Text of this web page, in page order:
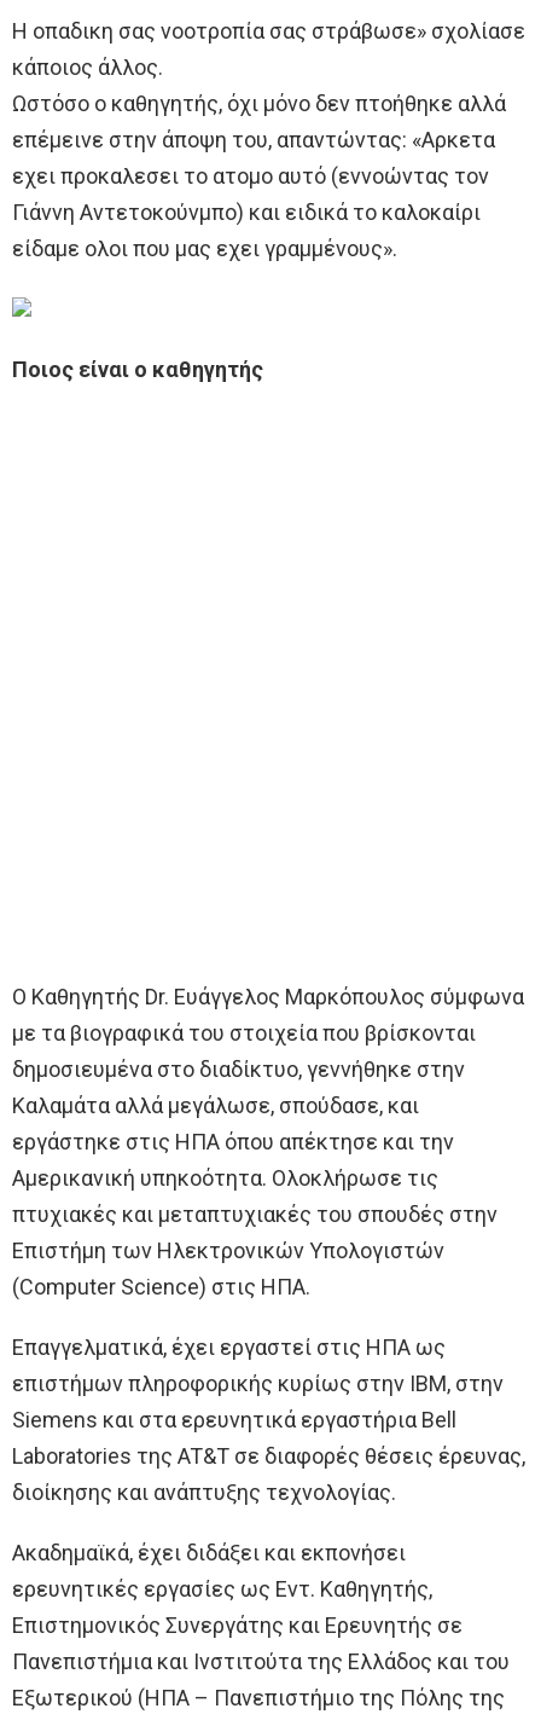
Η οπαδικη σας νοοτροπία σας στράβωσε» σχολίασε
κάποιος άλλος.
Ωστόσο ο καθηγητής, όχι μόνο δεν πτοήθηκε αλλά
επέμεινε στην άποψη του, απαντώντας: «Αρκετα
εχει προκαλεσει το ατομο αυτό (εννοώντας τον
Γιάννη Αντετοκούνμπο) και ειδικά το καλοκαίρι
είδαμε ολοι που μας εχει γραμμένους».
Ποιος είναι ο καθηγητής
Ο Καθηγητής Dr. Ευάγγελος Μαρκόπουλος σύμφωνα
με τα βιογραφικά του στοιχεία που βρίσκονται
δημοσιευμένα στο διαδίκτυο, γεννήθηκε στην
Καλαμάτα αλλά μεγάλωσε, σπούδασε, και
εργάστηκε στις ΗΠΑ όπου απέκτησε και την
Αμερικανική υπηκοότητα. Ολοκλήρωσε τις
πτυχιακές και μεταπτυχιακές του σπουδές στην
Επιστήμη των Ηλεκτρονικών Υπολογιστών
(Computer Science) στις ΗΠΑ.
Επαγγελματικά, έχει εργαστεί στις ΗΠΑ ως
επιστήμων πληροφορικής κυρίως στην ΙΒΜ, στην
Siemens και στα ερευνητικά εργαστήρια Bell
Laboratories της AT&T σε διαφορές θέσεις έρευνας,
διοίκησης και ανάπτυξης τεχνολογίας.
Ακαδημαϊκά, έχει διδάξει και εκπονήσει
ερευνητικές εργασίες ως Εντ. Καθηγητής,
Επιστημονικός Συνεργάτης και Ερευνητής σε
Πανεπιστήμια και Ινστιτούτα της Ελλάδος και του
Εξωτερικού (ΗΠΑ – Πανεπιστήμιο της Πόλης της